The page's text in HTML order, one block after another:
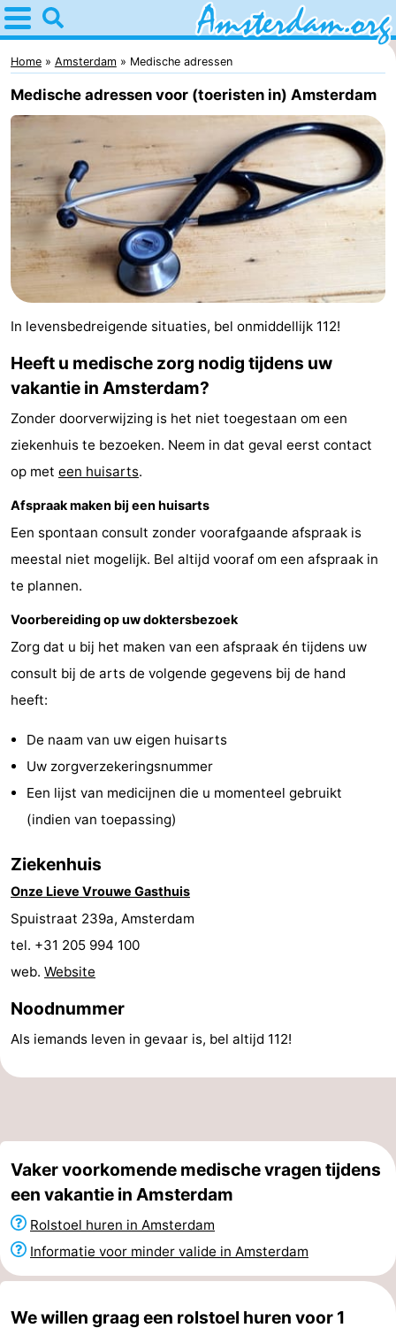
Home
Amsterdam
Reisplan
kinderen
Voor
jongeren
Gratis
Overnachten
Appartementen
breakfasts)
Campings
Hotels
-
Het
Amsterdamse
Bos
-
Spaarnwoude
Last
minutes
Musea
Attracties
Zien
&
doen
Bezienswaardigheden
Musea
Monumenten
-
Kerken
-
Uitkijkpunten
Attracties
-
Rondvaarten
-
-
Fietsen
-
Wandelen
Amusement
Home Amsterdam Medische adressen
Medische adressen voor (toeristen in) Amsterdam
In levensbedreigende situaties, bel onmiddellijk 112!
Heeft u medische zorg nodig tijdens uw
vakantie in Amsterdam?
Zonder doorverwijzing is het niet toegestaan om een
ziekenhuis te bezoeken. Neem in dat geval eerst contact
op met een huisarts.
Afspraak maken bij een huisarts
Een spontaan consult zonder voorafgaande afspraak is
meestal niet mogelijk. Bel altijd vooraf om een afspraak in
te plannen.
Voorbereiding op uw doktersbezoek
Zorg dat u bij het maken van een afspraak én tijdens uw
consult bij de arts de volgende gegevens bij de hand
heeft:
De naam van uw eigen huisarts
Uw zorgverzekeringsnummer
Een lijst van medicijnen die u momenteel gebruikt
(indien van toepassing)
Ziekenhuis
Onze Lieve Vrouwe Gasthuis
Spuistraat 239a, Amsterdam
tel. +31 205 994 100
web. Website
Noodnummer
Als iemands leven in gevaar is, bel altijd 112!
Vaker voorkomende medische vragen tijdens
een vakantie in Amsterdam
Rolstoel huren in Amsterdam
Informatie voor minder valide in Amsterdam
We willen graag een rolstoel huren voor 1